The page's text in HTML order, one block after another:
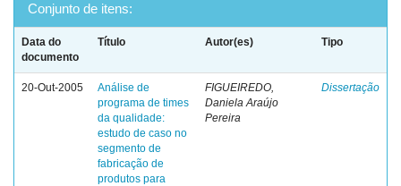
Conjunto de itens:
Data do
documento
Título Autor(es) Tipo
20-Out-2005
Análise de
programa de times
da qualidade:
estudo de caso no
segmento de
fabricação de
produtos para
FIGUEIREDO,
Daniela Araújo
Pereira
Dissertação